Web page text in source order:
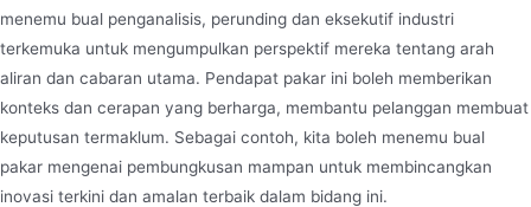
menemu bual penganalisis, perunding dan eksekutif industri
terkemuka untuk mengumpulkan perspektif mereka tentang arah
aliran dan cabaran utama. Pendapat pakar ini boleh memberikan
konteks dan cerapan yang berharga, membantu pelanggan membuat
keputusan termaklum. Sebagai contoh, kita boleh menemu bual
pakar mengenai pembungkusan mampan untuk membincangkan
inovasi terkini dan amalan terbaik dalam bidang ini.